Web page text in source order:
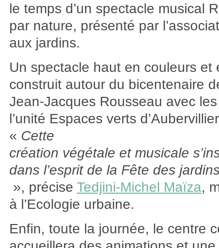
le temps d’un spectacle musical
par nature, présenté par
aux jardins.
Un spectacle haut en couleurs et
construit autour du bicentenaire
Jean-Jacques Rousseau avec
l’unité Espaces verts
« Cette
création végétale et musicale
dans l’esprit de la Fête des
», préciseTedjini-Michel Maïza,
à l’Ecologie urbaine.
Enfin, toute la journée, le centre